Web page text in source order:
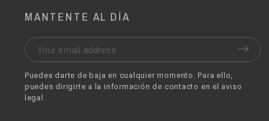
MANTENTE AL DÍA
Puedes darte de baja en cualquier momento. Para ello,
puedes dirigirte a la información de contacto en el aviso
legal.